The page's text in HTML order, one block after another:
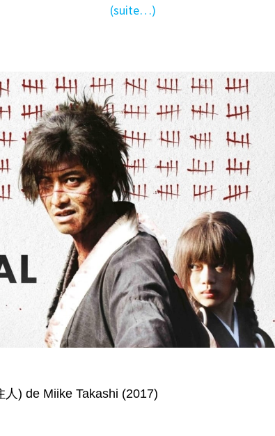
(suite…)
) de Miike Takashi (2017)